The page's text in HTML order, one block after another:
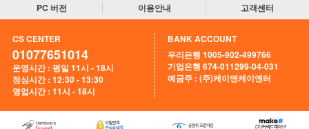
PC 버전 이용안내 고객센터
CS CENTER
01077651014
운영시간 : 평일 11시 - 18시
점심시간 : 12:30 - 13:30
영업시간 : 11시 - 18시
BANK ACCOUNT
우리은행 1005-902-499766
기업은행 674-011299-04-031
예금주 : (주)케이앤케이엔터